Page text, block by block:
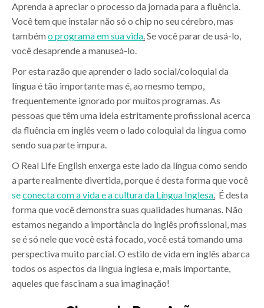
Aprenda a apreciar o processo da jornada para a fluência.
Você tem que instalar não só o chip no seu cérebro, mas
também o programa em sua vida.Se você parar de usá-lo,
você desaprende a manuseá-lo.
Por esta razão que aprender o lado social/coloquial da
língua é tão importante mas é, ao mesmo tempo,
frequentemente ignorado por muitos programas. As
pessoas que têm uma ideia estritamente profissional acerca
da fluência em inglês veem o lado coloquial da língua como
sendo sua parte impura.
O Real Life English enxerga este lado da língua como sendo
a parte realmente divertida, porque é desta forma que você
seconecta com a vida e a cultura da Língua Inglesa. É desta
forma que você demonstra suas qualidades humanas. Não
estamos negando a importância do inglês profissional, mas
se é só nele que você está focado, você está tomando uma
perspectiva muito parcial. O estilo de vida em inglês abarca
todos os aspectos da língua inglesa e, mais importante,
aqueles que fascinam a sua imaginação!